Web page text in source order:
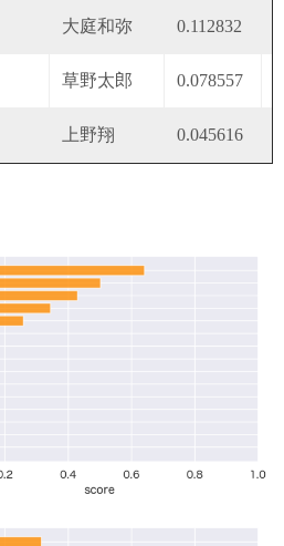
大庭和弥 0.112832
草野太郎 0.078557
上野翔 0.045616